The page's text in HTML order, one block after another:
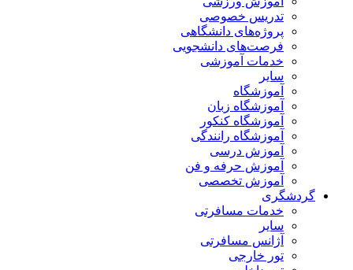
تدریس خصوصی
پروژه‌های دانشگاهی
فرصت‌های دانشجویی
خدمات آموزشی
سایر
آموزشگاه
آموزشگاه زبان
آموزشگاه کنکور
آموزشگاه رانندگی
آموزش درسی
آموزش حرفه و فن
آموزش تخصصی
گردشگری
خدمات مسافرتی
سایر
آژانس مسافرتی
تور خارجی